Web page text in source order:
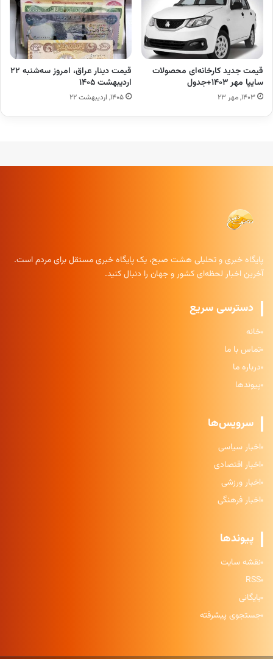
قیمت جدید کارخانه‌ای محصولات
سایپا مهر ۱۴۰۳+جدول
۱۴۰۳, مهر ۲۳
قیمت دینار عراق، امروز سه‌شنبه ۲۲
اردیبهشت ۱۴۰۵
۱۴۰۵, اردیبهشت ۲۲
پایگاه خبری و تحلیلی هشت صبح، یک پایگاه خبری مستقل برای مردم است.
آخرین اخبار لحظه‌ای کشور و جهان را دنبال کنید.
دسترسی سریع
خانه
تماس با ما
درباره ما
پیوندها
سرویس‌ها
اخبار سیاسی
اخبار اقتصادی
اخبار ورزشی
اخبار فرهنگی
پیوندها
نقشه سایت
RSS
بایگانی
جستجوی پیشرفته